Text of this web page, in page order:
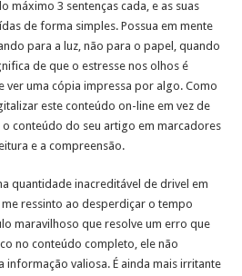
máximo 3 sentenças cada, e as suas
de forma simples. Possua em mente
para a luz, não para o papel, quando
de que o estresse nos olhos é
ver uma cópia impressa por algo. Como
este conteúdo on-line em vez de
conteúdo do seu artigo em marcadores
e a compreensão.
quantidade inacreditável de drivel em
ressinto ao desperdiçar o tempo
maravilhoso que resolve um erro que
no conteúdo completo, ele não
informação valiosa. É ainda mais irritante